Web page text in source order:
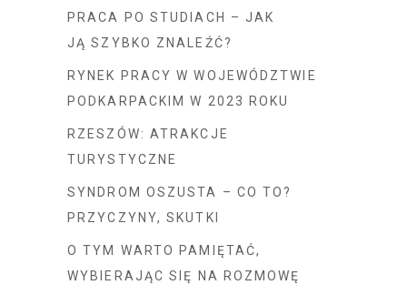
PRACA PO STUDIACH – JAK
JĄ SZYBKO ZNALEŹĆ?
RYNEK PRACY W WOJEWÓDZTWIE
PODKARPACKIM W 2023 ROKU
RZESZÓW: ATRAKCJE
TURYSTYCZNE
SYNDROM OSZUSTA – CO TO?
PRZYCZYNY, SKUTKI
O TYM WARTO PAMIĘTAĆ,
WYBIERAJĄC SIĘ NA ROZMOWĘ